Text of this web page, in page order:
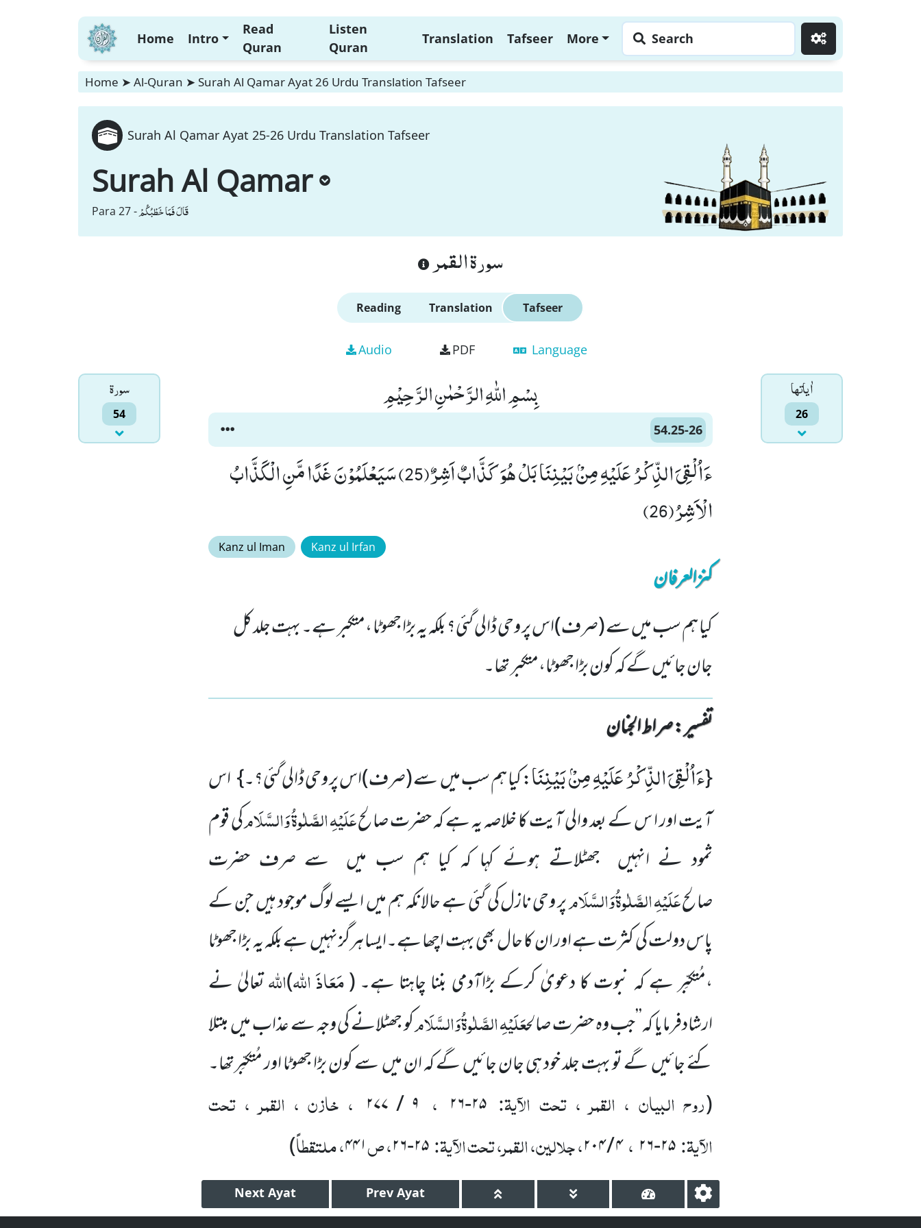
Home Intro
Read
Quran
Listen
Quran
Translation Tafseer More Search
Home ➤ Al-Quran ➤ Surah Al Qamar Ayat 26 Urdu Translation Tafseer
Surah Al Qamar Ayat 25-26 Urdu Translation Tafseer
Surah Al Qamar
Para 27 -قَالَ فَمَا خَطْبُكُمْ
سورة القمر
Reading Translation Tafseer
Audio PDF Language
سورۃ
54
اٰياتها
26
بِسْمِ اللّٰهِ الرَّحْمٰنِ الرَّحِیْمِ
54.25-26
ءَاُلْقِیَ الذِّكْرُ عَلَیْهِ مِنْۢ بَیْنِنَا بَلْ هُوَ كَذَّابٌ اَشِرٌ(25) سَیَعْلَمُوْنَ غَدًا مَّنِ الْكَذَّابُ
الْاَشِرُ(26)
Kanz ul Iman Kanz ul Irfan
کنزالعرفان
کیا ہم سب میں سے (صرف)اس پر وحی ڈالی گئی؟ بلکہ یہ بڑا جھوٹا ،متکبر ہے۔ بہت جلد کل
جان جائیں گے کہ کون بڑا جھوٹا،متکبر تھا۔
تفسیر : ‎صراط الجنان
{ءَاُلْقِیَ الذِّكْرُ عَلَیْهِ مِنْۢ بَیْنِنَا: کیا ہم سب میں سے(صرف)اس پر وحی ڈالی گئی؟۔}اس
آیت اور ا س کے بعدوالی آیت کا خلاصہ یہ ہے کہ حضرت صالحعَلَیْہِالصَّلٰوۃُوَالسَّلَامکی قوم
ثمود نے انہیں جھٹلاتے ہوئے کہا کہ کیا ہم سب میں سے صرف حضرت
صالحعَلَیْہِالصَّلٰوۃُوَالسَّلَامپر وحی نازل کی گئی ہے حالانکہ ہم میں ایسے لوگ موجود ہیں جن کے
پاس دولت کی کثرت ہے اور ان کا حال بھی بہت اچھا ہے۔ایسا ہرگز نہیں ہے بلکہ یہ بڑا جھوٹا
،مُتکبِّر ہے کہ نبوت کا دعویٰ کرکے بڑاآدمی بننا چاہتا ہے۔(مَعَاذَاللہ)اللہتعالیٰ نے
ارشادفرمایاکہ’’جب وہ حضرت صالحعَلَیْہِالصَّلٰوۃُوَالسَّلَامکوجھٹلانے کی وجہ سے عذاب میں مبتلا
کئے جائیں گے تو بہت جلد خود ہی جان جائیں گے کہ ان میں سے کون بڑا جھوٹا اور مُتکبِّرتھا۔
(روح البیان ، القمر ، تحت الآیۃ: ۲۵-۲۶ ، ۹ / ۲۷۷ ، خازن ، القمر ، تحت
الآیۃ:۲۵-۲۶ ،۴/۲۰۴، جلالین، القمر، تحت الآیۃ:۲۵-۲۶، ص۴۴۱، ملتقطاً)
Next Ayat Prev Ayat